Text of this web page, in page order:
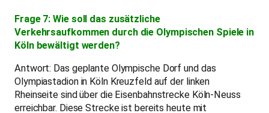
Frage 7: Wie soll das zusätzliche
Verkehrsaufkommen durch die Olympischen Spiele in
Köln bewältigt werden?
Antwort: Das geplante Olympische Dorf und das
Olympiastadion in Köln Kreuzfeld auf der linken
Rheinseite sind über die Eisenbahnstrecke Köln-Neuss
erreichbar. Diese Strecke ist bereits heute mit